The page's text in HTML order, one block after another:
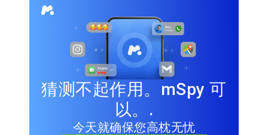
猜测不起作用。mSpy 可
以。.
今天就确保您高枕无忧